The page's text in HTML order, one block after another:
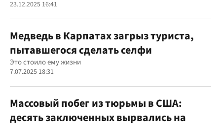
23.12.2025 16:41
Медведь в Карпатах загрыз туриста,
пытавшегося сделать селфи
Это стоило ему жизни
7.07.2025 18:31
Массовый побег из тюрьмы в США:
десять заключенных вырвались на